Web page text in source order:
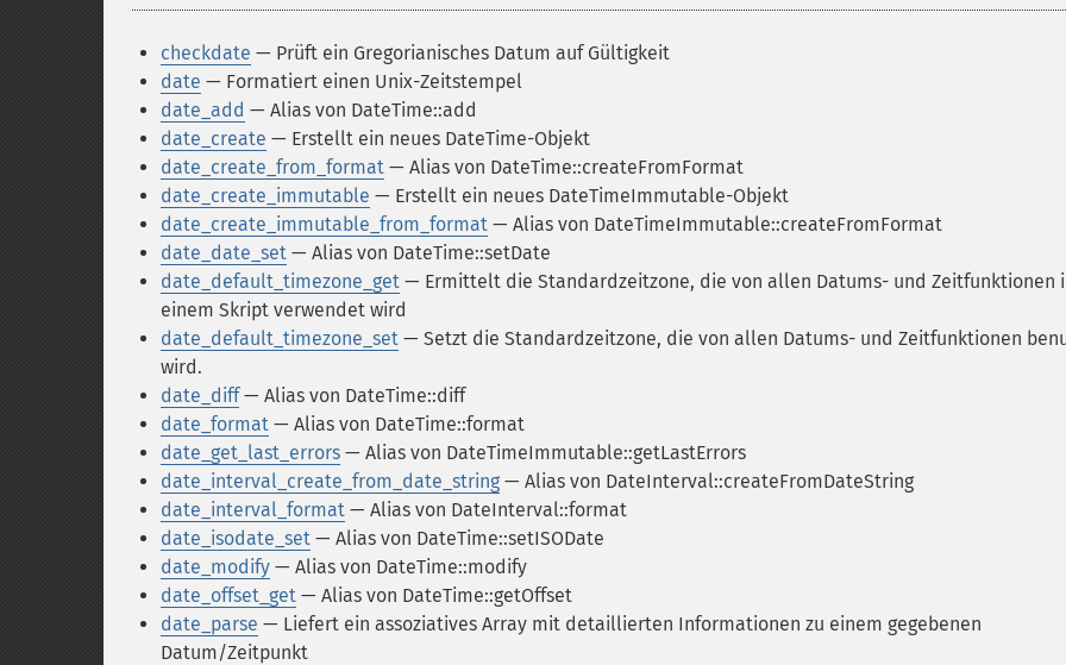
checkdate — Prüft ein Gregorianisches Datum auf Gültigkeit
date — Formatiert einen Unix-Zeitstempel
date_add — Alias von DateTime::add
date_create — Erstellt ein neues DateTime-Objekt
date_create_from_format — Alias von DateTime::createFromFormat
date_create_immutable — Erstellt ein neues DateTimeImmutable-Objekt
date_create_immutable_from_format — Alias von DateTimeImmutable::createFromFormat
date_date_set — Alias von DateTime::setDate
date_default_timezone_get — Ermittelt die Standardzeitzone, die von allen Datums- und Zeitfunktionen
einem Skript verwendet wird
date_default_timezone_set — Setzt die Standardzeitzone, die von allen Datums- und Zeitfunktionen
wird.
date_diff— Alias von DateTime::diff
date_format — Alias von DateTime::format
date_get_last_errors — Alias von DateTimeImmutable::getLastErrors
date_interval_create_from_date_string — Alias von DateInterval::createFromDateString
date_interval_format — Alias von DateInterval::format
date_isodate_set — Alias von DateTime::setISODate
date_modify — Alias von DateTime::modify
date_offset_get — Alias von DateTime::getOffset
date_parse — Liefert ein assoziatives Array mit detaillierten Informationen zu einem gegebenen
Datum/Zeitpunkt